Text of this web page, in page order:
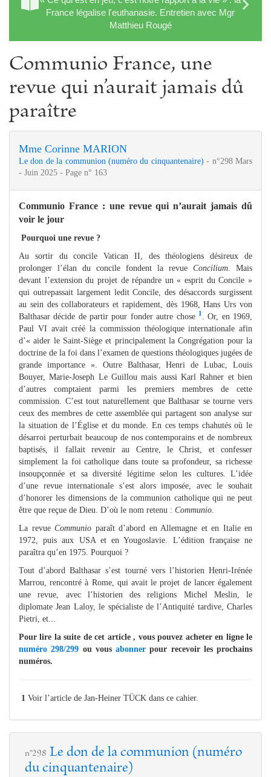
France légalise l'euthanasie. Entretien avec Mgr
Matthieu Rougé
Communio France, une
revue qui n’aurait jamais dû
paraître
Mme Corinne MARION
Le don de la communion (numéro du cinquantenaire)- n°298 Mars
- Juin 2025 - Page n° 163
Communio France : une revue qui n’aurait jamais dû
voir le jour
Pourquoi une revue ?
Au sortir du concile Vatican II, des théologiens désireux de
prolonger l’élan du concile fondent la revue Concilium . Mais
devant l’extension du projet de répandre un « esprit du Concile »
qui outrepassait largement ledit Concile, des désaccords surgissent
au sein des collaborateurs et rapidement, dès 1968, Hans Urs von
Balthasar décide de partir pour fonder autre chose 1
. Or, en 1969,
Paul VI avait créé la commission théologique internationale afin
d’« aider le Saint-Siège et principalement la Congrégation pour la
doctrine de la foi dans l’examen de questions théologiques jugées de
grande importance ». Outre Balthasar, Henri de Lubac, Louis
Bouyer, Marie-Joseph Le Guillou mais aussi Karl Rahner et bien
d’autres comptaient parmi les premiers membres de cette
commission. C’est tout naturellement que Balthasar se tourne vers
ceux des membres de cette assemblée qui partagent son analyse sur
la situation de l’Église et du monde. En ces temps chahutés où le
désarroi perturbait beaucoup de nos contemporains et de nombreux
baptisés, il fallait revenir au Centre, le Christ, et confesser
simplement la foi catholique dans toute sa profondeur, sa richesse
insoupçonnée et sa diversité légitime selon les cultures. L’idée
d’une revue internationale s’est alors imposée, avec le souhait
d’honorer les dimensions de la communion catholique qui ne peut
être que reçue de Dieu. D’où le nom retenu : Communio
La revue Communio paraît d’abord en Allemagne et en Italie en
1972, puis aux USA et en Yougoslavie. L’édition française ne
paraîtra qu’en 1975. Pourquoi ?
Tout d’abord Balthasar s’est tourné vers l’historien Henri-Irénée
Marrou, rencontré à Rome, qui avait le projet de lancer également
une revue, avec l’historien des religions Michel Meslin, le
diplomate Jean Laloy, le spécialiste de l’Antiquité tardive, Charles
Pietri, et...
Pour lire la suite de cet article , vous pouvez acheter en ligne le
numéro 298/299 ou vous abonner pour recevoir les prochains
numéros.
1 Voir l’article de Jan-Heiner TÜCK dans ce cahier.
n°298 Le don de la communion (numéro
du cinquantenaire)